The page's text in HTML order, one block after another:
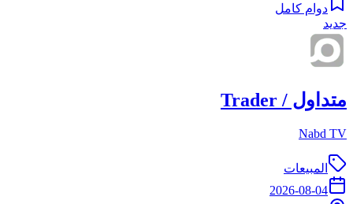
دوام كامل
جديد
متداول / Trader
Nabd TV
المبيعات
2026-08-04